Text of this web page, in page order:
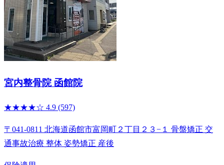
宮内整骨院 函館院
★★★★☆ 4.9 (597)
〒041-0811 北海道函館市富岡町２丁目２３−１ 骨盤矯正 交
通事故治療 整体 姿勢矯正 産後